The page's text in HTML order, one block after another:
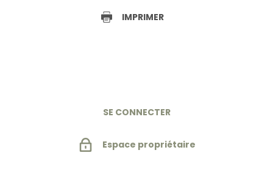
IMPRIMER
SE CONNECTER
Espace propriétaire